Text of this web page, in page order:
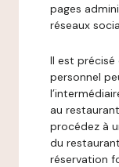
pages
réseaux
Il est
personnel
au
procédez à
du
réservation